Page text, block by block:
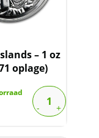
– 1 oz
oplage)